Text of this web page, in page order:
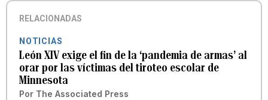
RELACIONADAS
NOTICIAS
León XIV exige el fin de la ‘pandemia de armas’ al
orar por las víctimas del tiroteo escolar de
Minnesota
Por The Associated Press